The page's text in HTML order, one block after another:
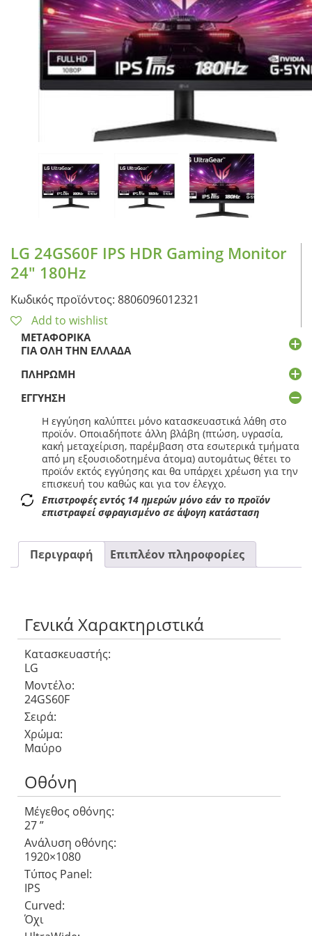
CASE FANS
LIQUID COOLERS
CPU COOLERS
ΕΙΚΟΝΑ-ΗΧΟΣ
ΠΡΟΣΩΠΙΚΗ ΦΡΟΝΤΙΔΑ
LG 24GS60F IPS HDR Gaming Monitor
24″ 180Hz
Κωδικός προϊόντος: 8806096012321
Add to wishlist
ΜΕΤΑΦΟΡΙΚΆ
ΓΙΑ ΌΛΗ ΤΗΝ ΕΛΛΆΔΑ
ΠΛΗΡΩΜΉ
ΕΓΓΎΗΣΗ
Η εγγύηση καλύπτει μόνο κατασκευαστικά λάθη στο
προϊόν. Οποιαδήποτε άλλη βλάβη (πτώση, υγρασία,
κακή μεταχείριση, παρέμβαση στα εσωτερικά τμήματα
από μη εξουσιοδοτημένα άτομα) αυτομάτως θέτει το
προϊόν εκτός εγγύησης και θα υπάρχει χρέωση για την
επισκευή του καθώς και για τον έλεγχο.
Επιστροφές εντός 14 ημερών μόνο εάν το προϊόν
επιστραφεί σφραγισμένο σε άψογη κατάσταση
Περιγραφή Επιπλέον πληροφορίες
Γενικά Χαρακτηριστικά
Κατασκευαστής:
LG
Μοντέλο:
24GS60F
Σειρά:
Χρώμα:
Μαύρο
Οθόνη
Μέγεθος οθόνης:
27 ”
Ανάλυση οθόνης:
1920×1080
Τύπος Panel:
IPS
Curved:
Όχι